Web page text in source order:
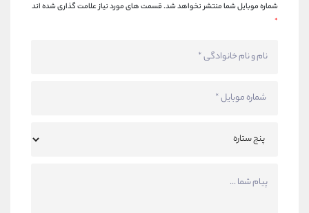
شماره موبایل شما منتشر نخواهد شد.قسمت های مورد نیاز علامت گذاری شده اند
*